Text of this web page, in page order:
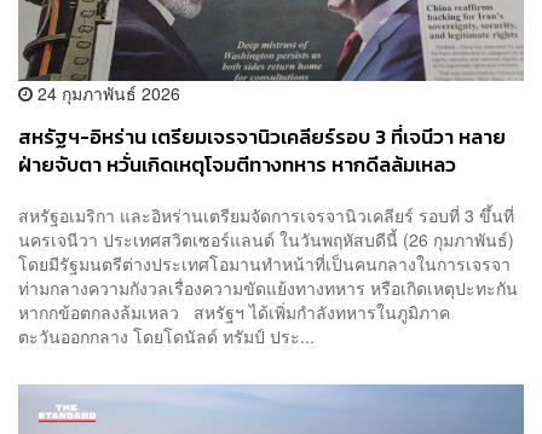
24 กุมภาพันธ์ 2026
สหรัฐฯ-อิหร่าน เตรียมเจรจานิวเคลียร์รอบ 3 ที่เจนีวา หลาย
ฝ่ายจับตา หวั่นเกิดเหตุโจมตีทางทหาร หากดีลล้มเหลว
สหรัฐอเมริกา และอิหร่านเตรียมจัดการเจรจานิวเคลียร์ รอบที่ 3 ขึ้นที่
นครเจนีวา ประเทศสวิตเซอร์แลนด์ ในวันพฤหัสบดีนี้ (26 กุมภาพันธ์)
โดยมีรัฐมนตรีต่างประเทศโอมานทำหน้าที่เป็นคนกลางในการเจรจา
ท่ามกลางความกังวลเรื่องความขัดแย้งทางทหาร หรือเกิดเหตุปะทะกัน
หากกข้อตกลงล้มเหลว สหรัฐฯ ได้เพิ่มกำลังทหารในภูมิภาค
ตะวันออกกลาง โดยโดนัลด์ ทรัมป์ ประ...